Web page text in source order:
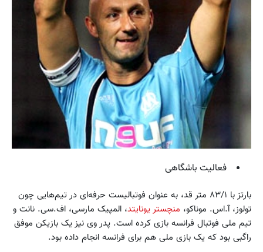
فعالیت باشگاهی
بارتز با ۸۳/۱ متر قد، به عنوان فوتبالیست حرفه‌ای در تیم‌هایی چون
تولوز، آ.اس. موناکو، منچستر یونایتد، المپیک مارسی،‌ اف.سی. نانت و
تیم ملی فوتبال فرانسه بازی کرده است. پدر وی نیز یک بازیکن موفق
راگبی بود که یک بازی ملی هم برای فرانسه انجام داده بود.